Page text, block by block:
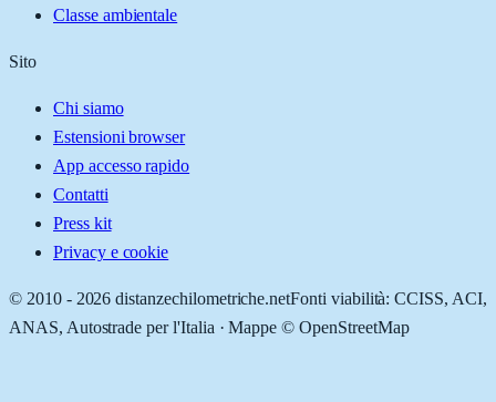
Classe ambientale
Sito
Chi siamo
Estensioni browser
App accesso rapido
Contatti
Press kit
Privacy e cookie
© 2010 - 2026 distanzechilometriche.netFonti viabilità: CCISS, ACI,
ANAS, Autostrade per l'Italia · Mappe © OpenStreetMap